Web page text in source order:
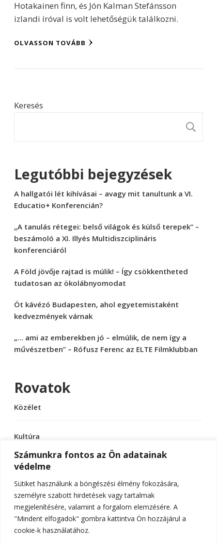
Számunkra fontos az Ön adatainak
védelme
Sütiket használunk a böngészési élmény fokozására,
személyre szabott hirdetések vagy tartalmak
megjelenítésére, valamint a forgalom elemzésére. A
"Mindent elfogadok" gombra kattintva Ön hozzájárul a
cookie-k használatához.
Hotakainen finn, és Jón Kalman Stefánsson
izlandi íróval is volt lehetőségük találkozni.
OLVASSON TOVÁBB
Keresés
Legutóbbi bejegyzések
A hallgatói lét kihívásai – avagy mit tanultunk a VI.
Educatio+ Konferencián?
„A tanulás rétegei: belső világok és külső terepek” –
beszámoló a XI. Illyés Multidiszciplináris
konferenciáról
A Föld jövője rajtad is múlik! – Így csökkentheted
tudatosan az ökolábnyomodat
Öt kávézó Budapesten, ahol egyetemistaként
kedvezmények várnak
„… ami az emberekben jó – elmúlik, de nem így a
művészetben” – Rófusz Ferenc az ELTE Filmklubban
Rovatok
Közélet
Kultúra
Sport
Tudomány